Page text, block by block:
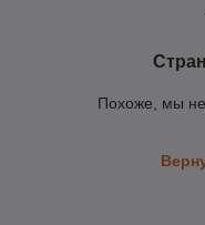
Похоже, мы